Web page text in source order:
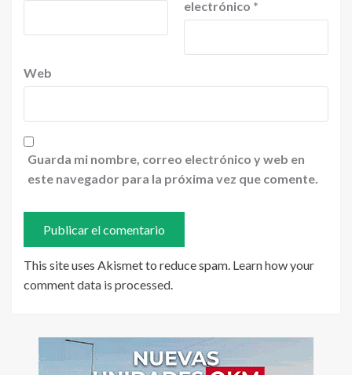
electrónico *
Web
Guarda mi nombre, correo electrónico y web en
este navegador para la próxima vez que comente.
This site uses Akismet to reduce spam. Learn how your
comment data is processed.